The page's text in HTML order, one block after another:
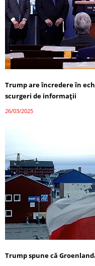
Trump are încredere în
scurgeri de informații
26/03/2025
Trump spune că